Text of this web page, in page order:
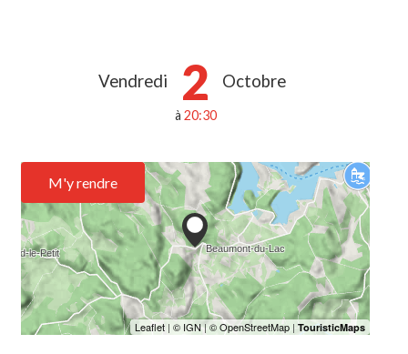
Vendredi 2 Octobre
à 20:30
M'y rendre